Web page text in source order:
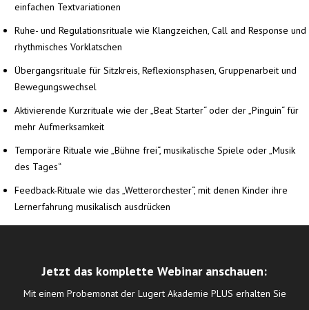
einfachen Textvariationen
Ruhe- und Regulationsrituale wie Klangzeichen, Call and Response und
rhythmisches Vorklatschen
Übergangsrituale für Sitzkreis, Reflexionsphasen, Gruppenarbeit und
Bewegungswechsel
Aktivierende Kurzrituale wie der „Beat Starter“ oder der „Pinguin“ für
mehr Aufmerksamkeit
Temporäre Rituale wie „Bühne frei“, musikalische Spiele oder „Musik
des Tages“
Feedback-Rituale wie das „Wetterorchester“, mit denen Kinder ihre
Lernerfahrung musikalisch ausdrücken
Jetzt das komplette Webinar anschauen:
Mit einem Probemonat der Lugert Akademie PLUS erhalten Sie